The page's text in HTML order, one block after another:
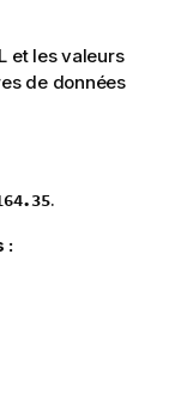
et les valeurs
de données
.
: